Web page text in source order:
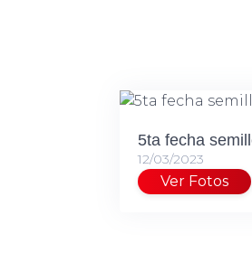
5ta fecha
12/03/2023
Ver Fotos